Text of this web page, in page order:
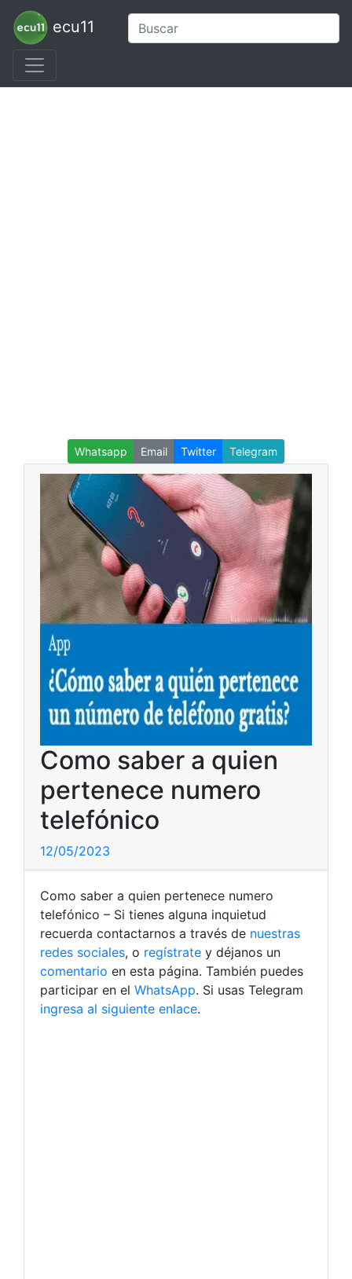
ecu11
Whatsapp Email Twitter Telegram
Como saber a quien
pertenece numero
telefónico
12/05/2023
Como saber a quien pertenece numero
telefónico – Si tienes alguna inquietud
recuerda contactarnos a través de nuestras
redes sociales, o regístrate y déjanos un
comentario en esta página. También puedes
participar en el WhatsApp. Si usas Telegram
ingresa al siguiente enlace.